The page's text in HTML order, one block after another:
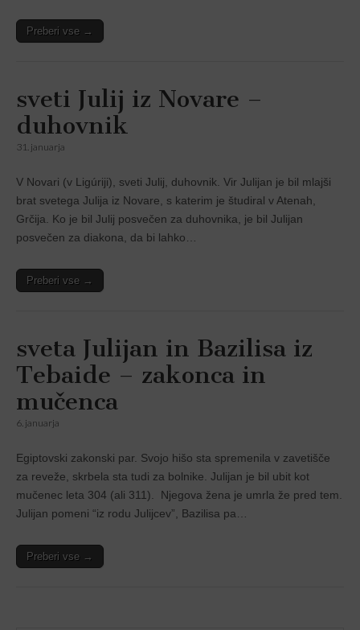
Preberi vse →
sveti Julij iz Novare –
duhovnik
31. januarja
V Novari (v Ligúriji), sveti Julij, duhovnik. Vir Julijan je bil mlajši
brat svetega Julija iz Novare, s katerim je študiral v Atenah,
Grčija. Ko je bil Julij posvečen za duhovnika, je bil Julijan
posvečen za diakona, da bi lahko…
Preberi vse →
sveta Julijan in Bazilisa iz
Tebaide – zakonca in
mučenca
6. januarja
Egiptovski zakonski par. Svojo hišo sta spremenila v zavetišče
za reveže, skrbela sta tudi za bolnike. Julijan je bil ubit kot
mučenec leta 304 (ali 311). Njegova žena je umrla že pred tem.
Julijan pomeni “iz rodu Julijcev”, Bazilisa pa…
Preberi vse →